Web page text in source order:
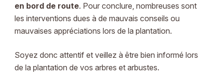
en bord de route. Pour conclure, nombreuses sont
les interventions dues à de mauvais conseils ou
mauvaises appréciations lors de la plantation.
Soyez donc attentif et veillez à être bien informé lors
de la plantation de vos arbres et arbustes.